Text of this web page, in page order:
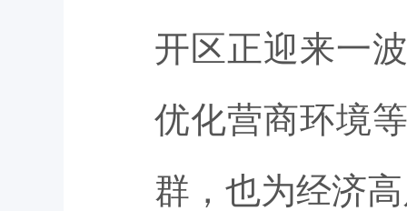
开区正迎来一
优化营商环境
群，也为经济